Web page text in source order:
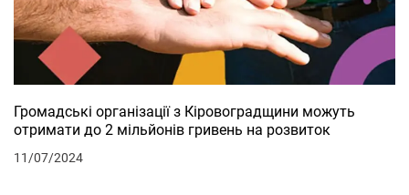
Громадські організації з Кіровоградщини можуть
отримати до 2 мільйонів гривень на розвиток
11/07/2024